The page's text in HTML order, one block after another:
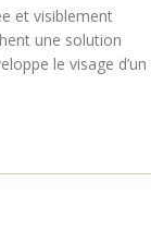
et visiblement
une solution
le visage d’un